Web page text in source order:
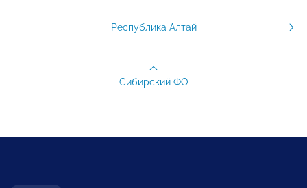
Республика Алтай
Сибирский ФО